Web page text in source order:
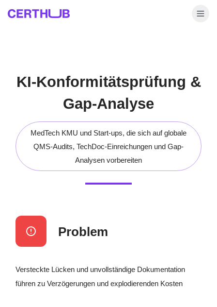
KI-Konformitätsprüfung &
Gap-Analyse
MedTech KMU und Start-ups, die sich auf globale
QMS-Audits, TechDoc-Einreichungen und Gap-
Analysen vorbereiten
Problem
Versteckte Lücken und unvollständige Dokumentation
führen zu Verzögerungen und explodierenden Kosten